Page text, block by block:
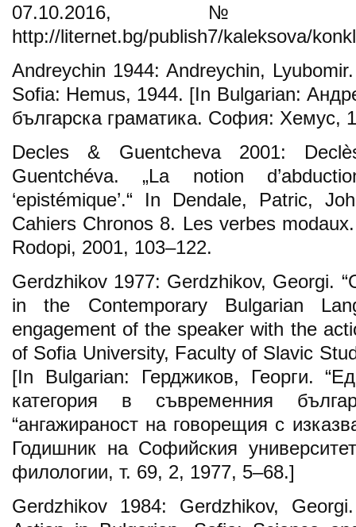
07.10.2016,
http://liternet.bg/publish7/kaleksova/
Andreychin 1944: Andreychin,
Sofia: Hemus, 1944. [In Bulgarian:
българска граматика. София: Хемус,
Decles & Guentcheva 2001:
Guentchéva. „La notion
‘epistémique’.“ In Dendale, Patric,
Cahiers Chronos 8. Les verbes
Rodopi, 2001, 103–122.
Gerdzhikov 1977: Gerdzhikov, Georgi.
in the Contemporary Bulgarian
engagement of the speaker with the
of Sofia University, Faculty of Slavic
[In Bulgarian: Герджиков, Георги.
категория в съвременния
“ангажираност на говорещия с
Годишник на Софийския
филологии, т. 69, 2, 1977, 5–68.]
Gerdzhikov 1984: Gerdzhikov,